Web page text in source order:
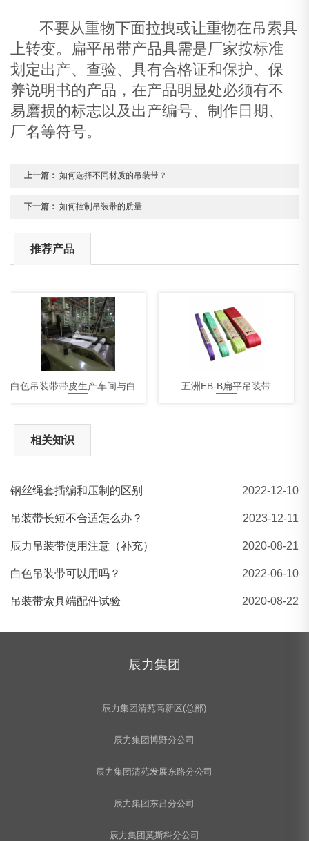
不要从重物下面拉拽或让重物在吊索具
上转变。扁平吊带产品具需是厂家按标准
划定出产、查验、具有合格证和保护、保
养说明书的产品，在产品明显处必须有不
易磨损的标志以及出产编号、制作日期、
厂名等符号。
上一篇： 如何选择不同材质的吊装带？
下一篇： 如何控制吊装带的质量
推荐产品
白色吊装带带皮生产车间与白色吊装带生产车间 五洲EB-B扁平吊装带
吊装带成套索具
相关知识
钢丝绳套插编和压制的区别 2022-12-10
吊装带长短不合适怎么办？ 2023-12-11
辰力吊装带使用注意（补充） 2020-08-21
白色吊装带可以用吗？ 2022-06-10
吊装带索具端配件试验 2020-08-22
辰力集团
辰力集团清苑高新区(总部)
辰力集团博野分公司
辰力集团清苑发展东路分公司
辰力集团东吕分公司
辰力集团莫斯科分公司